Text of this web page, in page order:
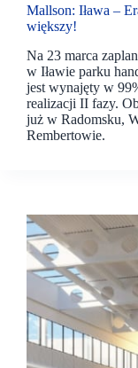
Mallson: Iława –
większy!
Na 23 marca
w Iławie parku
jest wynajęty w
realizacji II fazy.
już w Radomsku,
Rembertowie.